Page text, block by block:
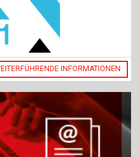
INFORMATIONEN